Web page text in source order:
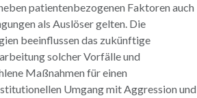
patientenbezogenen Faktoren auch
als Auslöser gelten. Die
beeinflussen das zukünftige
solcher Vorfälle und
Maßnahmen für einen
Umgang mit Aggression und